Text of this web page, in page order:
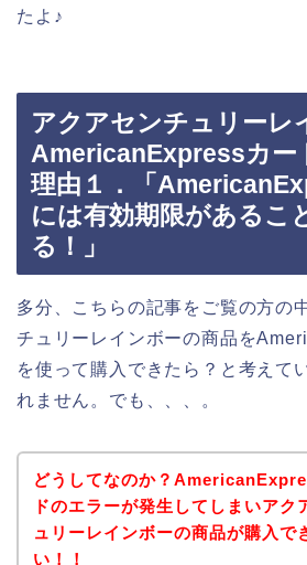
たよ♪
アクアセンチュリーレ
AmericanExpressカー
理由１．「
には有効期限があるこ
る！」
多分、こちらの記事をご覧の方の
チュリーレインボーの商品を
を使って購入できたら？と考えて
れません。でも、、、。
どうしてなのか？
ドのエラーが発生してしまいアク
ュリーレインボーの商品が購入で
い！！